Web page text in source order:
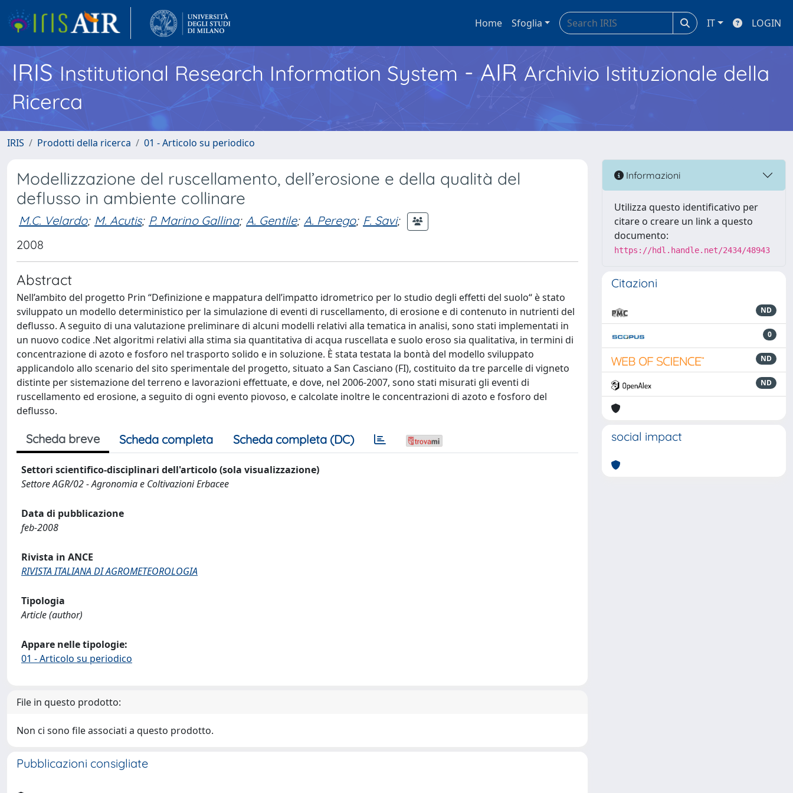
Home Sfoglia IT LOGIN
IRISInstitutional Research Information System - AIR Archivio Istituzionale della
Ricerca
IRIS Prodotti della ricerca 01 - Articolo su periodico
Modellizzazione del ruscellamento, dell’erosione e della qualità del
deflusso in ambiente collinare
M.C. Velardo; M. Acutis; P. Marino Gallina; A. Gentile; A. Perego; F. Savi;
2008
Abstract
Nell’ambito del progetto Prin “Definizione e mappatura dell’impatto idrometrico per lo studio degli effetti del suolo“ è stato
sviluppato un modello deterministico per la simulazione di eventi di ruscellamento, di erosione e di contenuto in nutrienti del
deflusso. A seguito di una valutazione preliminare di alcuni modelli relativi alla tematica in analisi, sono stati implementati in
un nuovo codice .Net algoritmi relativi alla stima sia quantitativa di acqua ruscellata e suolo eroso sia qualitativa, in termini di
concentrazione di azoto e fosforo nel trasporto solido e in soluzione. È stata testata la bontà del modello sviluppato
applicandolo allo scenario del sito sperimentale del progetto, situato a San Casciano (FI), costituito da tre parcelle di vigneto
distinte per sistemazione del terreno e lavorazioni effettuate, e dove, nel 2006-2007, sono stati misurati gli eventi di
ruscellamento ed erosione, a seguito di ogni evento piovoso, e calcolate inoltre le concentrazioni di azoto e fosforo del
deflusso.
Scheda breve Scheda completa Scheda completa (DC)
Settori scientifico-disciplinari dell'articolo (sola visualizzazione)
Settore AGR/02 - Agronomia e Coltivazioni Erbacee
Data di pubblicazione
feb-2008
Rivista in ANCE
RIVISTA ITALIANA DI AGROMETEOROLOGIA
Tipologia
Article (author)
Appare nelle tipologie:
01 - Articolo su periodico
File in questo prodotto:
Non ci sono file associati a questo prodotto.
Pubblicazioni consigliate
Informazioni
Utilizza questo identificativo per
citare o creare un link a questo
documento:
https://hdl.handle.net/2434/48943
Citazioni
ND
0
ND
ND
social impact